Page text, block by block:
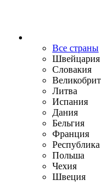
Все страны
Швейцария
Словакия
Литва
Испания
Дания
Бельгия
Франция
Польша
Чехия
Швеция